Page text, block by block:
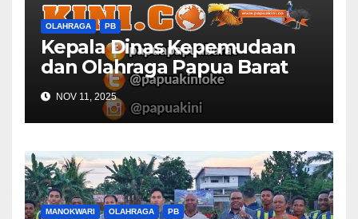
OLAHRAGA PB
Kepala Dinas Kepemudaan
dan Olahraga Papua Barat
Selaraskan Program Dengan
DBON
NOV 11, 2025
MANOKWARI OLAHRAGA PB